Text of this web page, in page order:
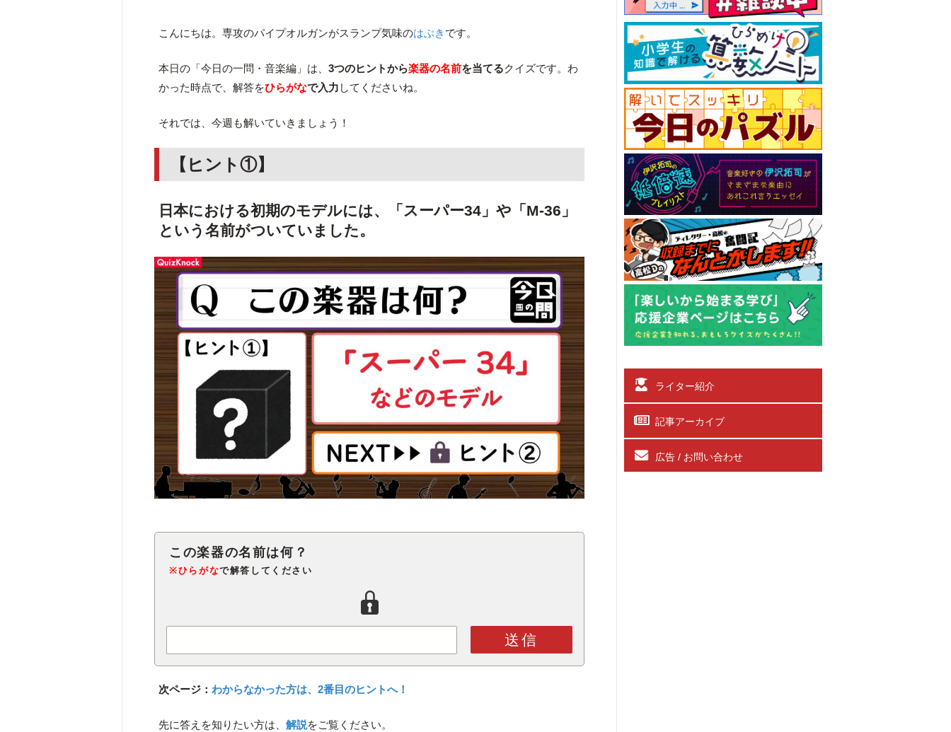
こんにちは。専攻のパイプオルガンがスランプ気味のはぶき です。
本日の「今日の一問・音楽編」は、3つのヒントから楽器の名前を当てるクイズです。わ
かった時点で、解答をひらがなで入力 してくださいね。
それでは、今週も解いていきましょう！
【ヒント①】
日本における初期のモデルには、「スーパー34」や「M-36」
という名前がついていました。
※ひらがなで解答してください
送信
次ページ：わからなかった方は、2番目のヒントへ！
先に答えを知りたい方は、解説をご覧ください。
ライター紹介
記事アーカイブ
広告 / お問い合わせ